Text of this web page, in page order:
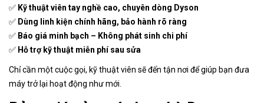
✅ Kỹ thuật viên tay nghề cao, chuyên dòng Dyson
✅ Dùng linh kiện chính hãng, bảo hành rõ ràng
✅ Báo giá minh bạch – Không phát sinh chi phí
✅ Hỗ trợ kỹ thuật miễn phí sau sửa
Chỉ cần một cuộc gọi, kỹ thuật viên sẽ đến tận nơi để giúp bạn đưa
máy trở lại hoạt động như mới.